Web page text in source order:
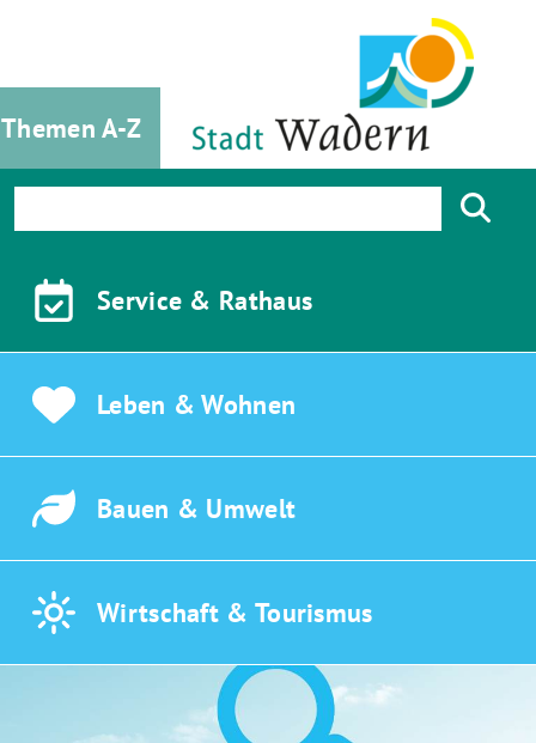
Themen A-Z
Service & Rathaus
Leben & Wohnen
Bauen & Umwelt
Wirtschaft & Tourismus